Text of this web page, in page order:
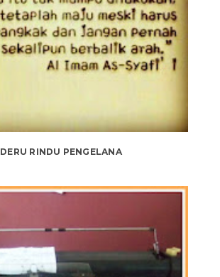
DERU RINDU PENGELANA